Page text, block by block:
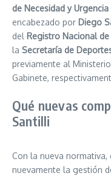
de Necesidad y Urgencia
encabezado por Diego
del Registro Nacional
la Secretaría de
previamente al
Gabinete,
Qué nuevas
Santilli
Con la nueva normativa,
nuevamente la gestión